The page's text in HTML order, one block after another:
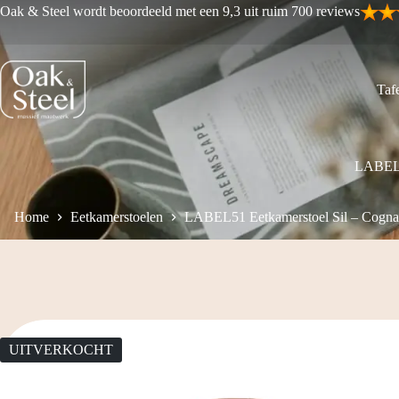
Ga
de
inhoud
Oak & Steel wordt beoordeeld met een 9,3 uit ruim 700 reviews
Home Eetkamerstoelen LABEL51 Eetkamerstoel Sil –
UITVERKOCHT